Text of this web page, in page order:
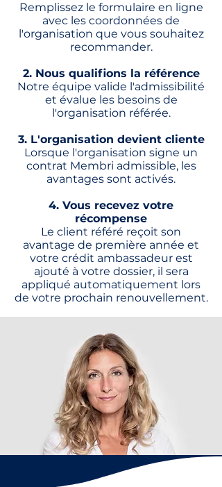
Remplissez le formulaire en ligne
avec les coordonnées de
l'organisation que vous souhaitez
recommander.
2. Nous qualifions la référence
Notre équipe valide l'admissibilité
et évalue les besoins de
l'organisation référée.
3. L'organisation devient cliente
Lorsque l'organisation signe un
contrat Membri admissible, les
avantages sont activés.
4. Vous recevez votre
récompense
Le client référé reçoit son
avantage de première année et
votre crédit ambassadeur est
ajouté à votre dossier, il sera
appliqué automatiquement lors
de votre prochain renouvellement.